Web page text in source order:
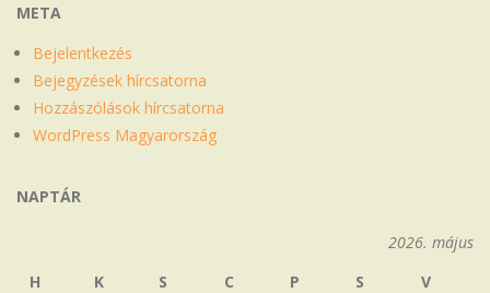
META
Bejelentkezés
Bejegyzések hírcsatorna
Hozzászólások hírcsatorna
WordPress Magyarország
NAPTÁR
2026. május
H
K S C P S
V